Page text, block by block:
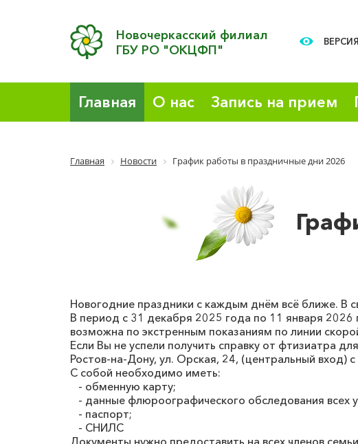
Новочеркасский филиал
ГБУ РО "ОКЦФП"
Главная О нас Запись на прием
Главная Новости График работы в праздничные дни 2026
Новогодние праздники с каждым днём всё ближе. В
В период с 31 декабря 2025 года по 11 января 2026
возможна по экстренным показаниям по линии
Если Вы не успели получить справку от фтизиатра
Ростов-на-Дону, ул. Орская, 24, (центральный вход)
С собой необходимо иметь:
- обменную карту;
- данные флюроографического обследования всех
- паспорт;
- СНИЛС
Документы нужно предоставить на всех членов